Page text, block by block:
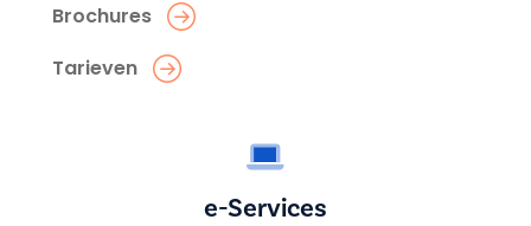
Brochures
Tarieven
e-Services